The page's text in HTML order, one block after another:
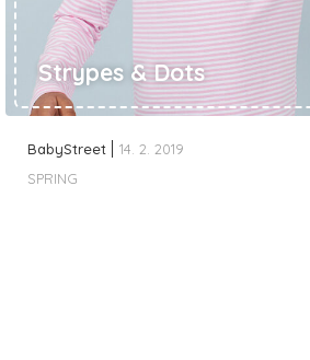
BabyStreet 14. 2. 2019
Strypes & Dots
SPRING